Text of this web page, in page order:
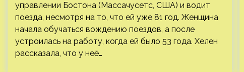
управлении Бостона (Массачусетс, США) и водит
поезда, несмотря на то, что ей уже 81 год. Женщина
начала обучаться вождению поездов, а после
устроилась на работу, когда ей было 53 года. Хелен
рассказала, что у неё…